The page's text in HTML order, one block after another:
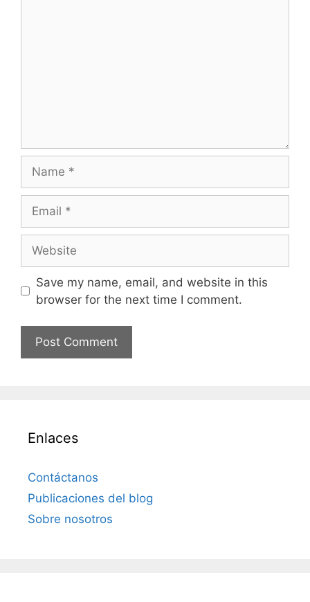
Save my name, email, and website in this
browser for the next time I comment.
Enlaces
Contáctanos
Publicaciones del blog
Sobre nosotros